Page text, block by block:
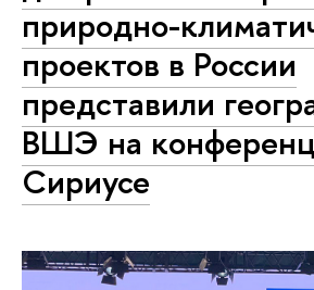
природно-
проектов в России
представили
ВШЭ на
Сириусе